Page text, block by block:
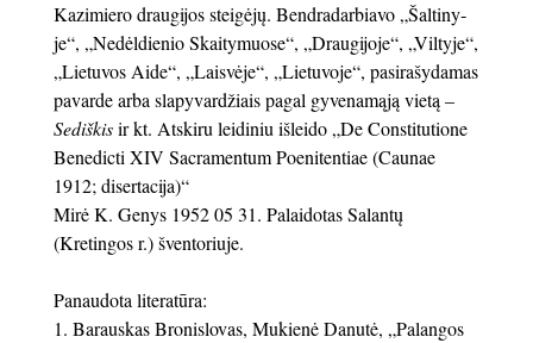
Ka­zi­mie­ro drau­gi­jos stei­gė­jų. Ben­dra­dar­bia­vo „Šal­ti­ny­
je“, „Ne­dėl­die­nio Skai­ty­muo­se“, „Drau­gi­jo­je“, „Vil­ty­je“,
„Lie­tu­vos Ai­de“, „Lais­vė­je“, „Lie­tu­vo­je“, pa­si­ra­šy­da­mas
pa­var­de ar­ba sla­py­var­džiais pa­gal gy­ve­na­mą­ją vie­tą –
Se­diš­kisir kt. At­ski­ru lei­di­niu iš­lei­do „De Cons­ti­tu­tio­ne
Be­ne­dic­ti XIV Sac­ra­men­tum Po­eni­ten­tiae (Cau­nae
1912; di­ser­ta­ci­ja)“
Mi­rė K. Genys 1952 05 31. Pa­lai­do­tas Sa­lan­tų
(Kretingos r.) šven­to­riu­je.
Panaudota literatūra:
Barauskas Bronislovas, Mukienė Danutė, „Palangos